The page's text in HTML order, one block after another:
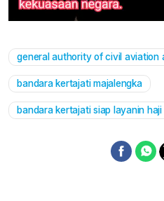
general authority of civil aviation
bandara kertajati majalengka
bandara kertajati siap layanin